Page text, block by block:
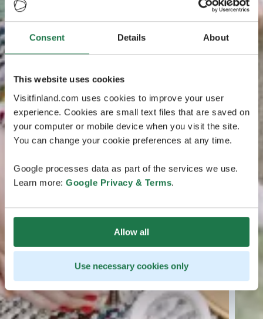
Consent Details About
This website uses cookies
Visitfinland.com uses cookies to improve your user
experience. Cookies are small text files that are saved on
your computer or mobile device when you visit the site.
You can change your cookie preferences at any time.
Google processes data as part of the services we use.
Learn more: Google Privacy & Terms.
Allow all
Use necessary cookies only